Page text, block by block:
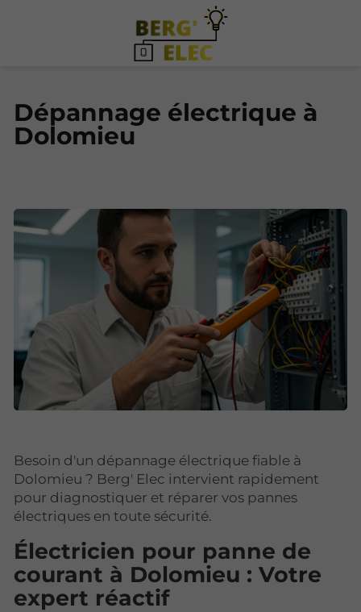
Dépannage électrique à
Dolomieu
Besoin d'un dépannage électrique fiable à
Dolomieu ? Berg' Elec intervient rapidement
pour diagnostiquer et réparer vos pannes
électriques en toute sécurité.
Électricien pour panne de
courant à Dolomieu : Votre
expert réactif